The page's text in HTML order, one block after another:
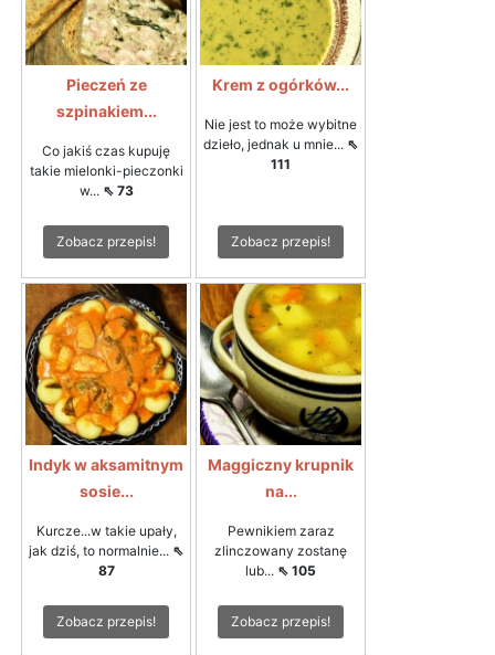
Pieczeń ze
szpinakiem...
Co jakiś czas kupuję
takie mielonki-pieczonki
w... ⇖ 73
Zobacz przepis!
Krem z ogórków...
Nie jest to może wybitne
dzieło, jednak u mnie... ⇖
111
Zobacz przepis!
Indyk w aksamitnym
sosie...
Kurcze...w takie upały,
jak dziś, to normalnie... ⇖
87
Zobacz przepis!
Maggiczny krupnik
na...
Pewnikiem zaraz
zlinczowany zostanę
lub... ⇖ 105
Zobacz przepis!